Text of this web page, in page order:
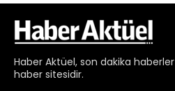
Haber Aktüel, son dakika haberler
haber sitesidir.